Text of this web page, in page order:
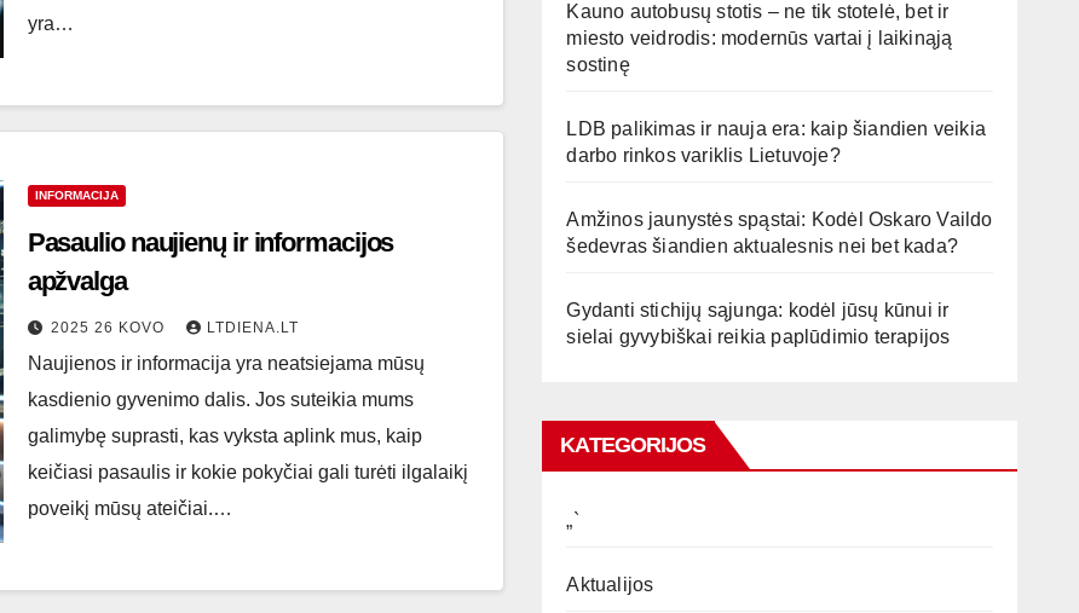
yra…
INFORMACIJA
Pasaulio naujienų ir informacijos
apžvalga
2025 26 KOVO LTDIENA.LT
Naujienos ir informacija yra neatsiejama mūsų
kasdienio gyvenimo dalis. Jos suteikia mums
galimybę suprasti, kas vyksta aplink mus, kaip
keičiasi pasaulis ir kokie pokyčiai gali turėti ilgalaikį
poveikį mūsų ateičiai.…
Kauno autobusų stotis – ne tik stotelė, bet ir
miesto veidrodis: modernūs vartai į laikinąją
sostinę
LDB palikimas ir nauja era: kaip šiandien veikia
darbo rinkos variklis Lietuvoje?
Amžinos jaunystės spąstai: Kodėl Oskaro Vaildo
šedevras šiandien aktualesnis nei bet kada?
Gydanti stichijų sąjunga: kodėl jūsų kūnui ir
sielai gyvybiškai reikia paplūdimio terapijos
KATEGORIJOS
„`
Aktualijos